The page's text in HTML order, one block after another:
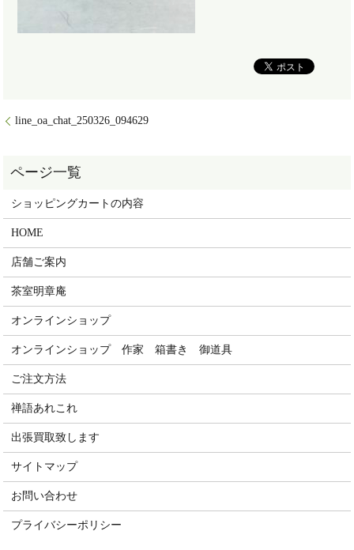
line_oa_chat_250326_094629
ショッピングカートの内容
HOME
店舗ご案内
茶室明章庵
オンラインショップ
オンラインショップ 作家 箱書き 御道具
ご注文方法
禅語あれこれ
出張買取致します
サイトマップ
お問い合わせ
プライバシーポリシー